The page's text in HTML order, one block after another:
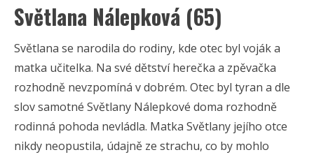
Světlana Nálepková (65)
Světlana se narodila do rodiny, kde otec byl voják a
matka učitelka. Na své dětství herečka a zpěvačka
rozhodně nevzpomíná v dobrém. Otec byl tyran a dle
slov samotné Světlany Nálepkové doma rozhodně
rodinná pohoda nevládla. Matka Světlany jejího otce
nikdy neopustila, údajně ze strachu, co by mohlo